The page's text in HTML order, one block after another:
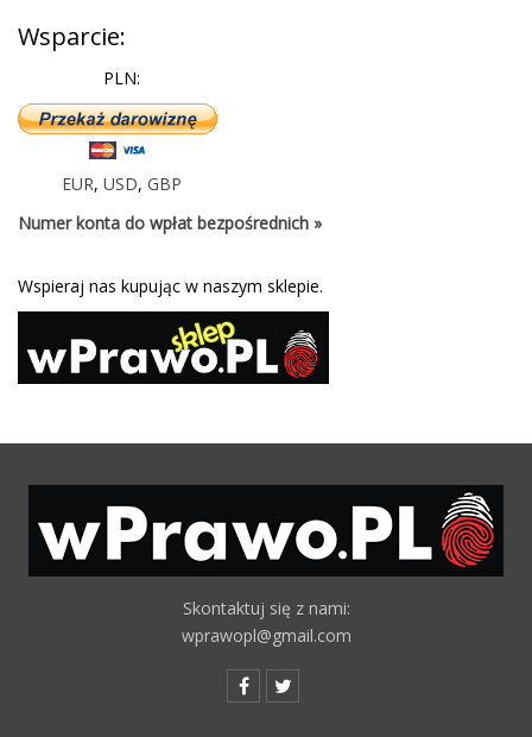
Wsparcie:
PLN:
EUR, USD, GBP
Numer konta do wpłat bezpośrednich »
Wspieraj nas kupując w naszym sklepie.
Skontaktuj się z nami:
wprawopl@gmail.com